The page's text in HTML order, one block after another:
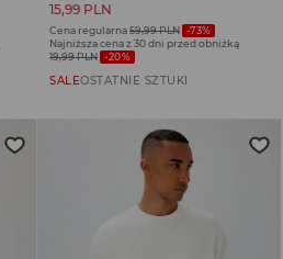
15,99 PLN
Cena regularna59,99 PLN -73%
Najniższa cena z 30 dni przed obniżką
19,99 PLN -20%
SALEOSTATNIE SZTUKI